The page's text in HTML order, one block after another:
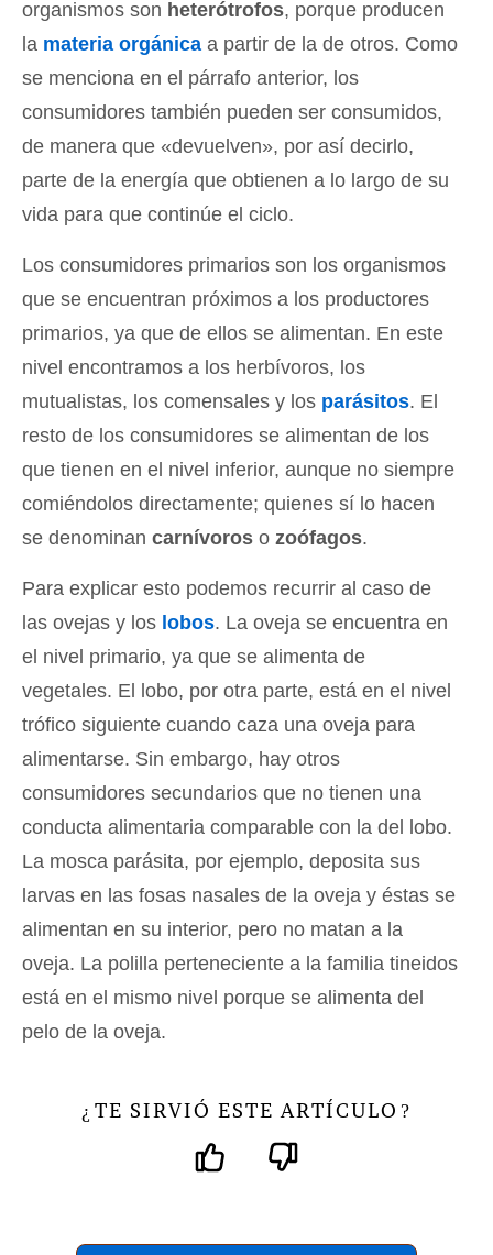
organismos son heterótrofos, porque producen
la materia orgánica a partir de la de otros. Como
se menciona en el párrafo anterior, los
consumidores también pueden ser consumidos,
de manera que «devuelven», por así decirlo,
parte de la energía que obtienen a lo largo de su
vida para que continúe el ciclo.
Los consumidores primarios son los organismos
que se encuentran próximos a los productores
primarios, ya que de ellos se alimentan. En este
nivel encontramos a los herbívoros, los
mutualistas, los comensales y los parásitos. El
resto de los consumidores se alimentan de los
que tienen en el nivel inferior, aunque no siempre
comiéndolos directamente; quienes sí lo hacen
se denominan carnívoros o zoófagos.
Para explicar esto podemos recurrir al caso de
las ovejas y los lobos. La oveja se encuentra en
el nivel primario, ya que se alimenta de
vegetales. El lobo, por otra parte, está en el nivel
trófico siguiente cuando caza una oveja para
alimentarse. Sin embargo, hay otros
consumidores secundarios que no tienen una
conducta alimentaria comparable con la del lobo.
La mosca parásita, por ejemplo, deposita sus
larvas en las fosas nasales de la oveja y éstas se
alimentan en su interior, pero no matan a la
oveja. La polilla perteneciente a la familia tineidos
está en el mismo nivel porque se alimenta del
pelo de la oveja.
¿ TE SIRVIÓ ESTE ARTÍCULO ?